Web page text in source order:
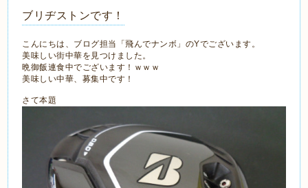
ブリヂストンです！
こんにちは、ブログ担当「飛んでナンボ」のYでございます。
美味しい街中華を見つけました。
晩御飯連食中でございます！ｗｗｗ
美味しい中華、募集中です！
さて本題